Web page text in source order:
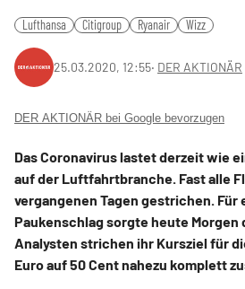
Lufthansa Citigroup Ryanair Wizz
25.03.2020, 12:55‧ DER AKTIONÄR
DER AKTIONÄR bei Google bevorzugen
Das Coronavirus lastet derzeit wie
auf der Luftfahrtbranche. Fast alle
vergangenen Tagen gestrichen. Für
Paukenschlag sorgte heute Morgen
Analysten strichen ihr Kursziel für
Euro auf 50 Cent nahezu komplett